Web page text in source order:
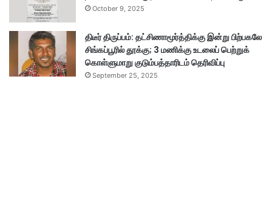
October 9, 2025
திடீர் திருப்பம்: தட்சிணாமூர்த்திக்கு இன்று பிற்பகலே
சிங்கப்பூரில் தூக்கு; 3 மணிக்கு உடலைப் பெற்றுக்
கொள்ளுமாறு குடும்பத்தாரிடம் தெரிவிப்பு
September 25, 2025